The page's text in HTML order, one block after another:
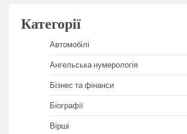
Категорії
Автомобілі
Ангельська нумерологія
Бізнес та фінанси
Біографії
Вірші